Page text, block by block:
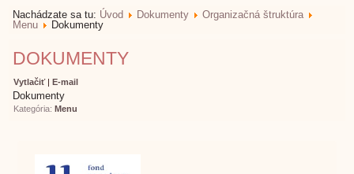
Nachádzate sa tu: Úvod Dokumenty
Organizačná štruktúra
Menu
Dokumenty
DOKUMENTY
Vytlačiť |E-mail
Dokumenty
Kategória:Menu